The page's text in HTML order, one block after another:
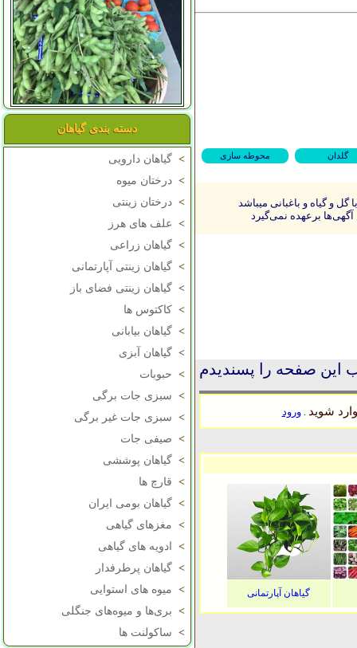
دسته بندی گیاهان
> گیاهان دارویی
> درختان میوه
> درختان زینتی
> علف های هرز
> گیاهان زراعی
> گیاهان زینتی آپارتمانی
> گیاهان زینتی فضای باز
> کاکتوس ها
> گیاهان بیابانی
> گیاهان آبزی
> حبوبات
> سبزی جات برگی
> سبزی جات غیر برگی
> صیفی جات
> گیاهان پوششی
> قارچ ها
> گیاهان بومی ایران
> مغزهای گیاهی
>
ادویه های گیاهی
> گیاهان پرطرفدار
> میوه های استوایی
> بری‌ها و میوه‌های جنگلی
> ساکولنت ها
گلدان محوطه سازی
و گیاه و باغبانی میباشد
آگهی‌ها برعهده نمی‌گیرد
این صفحه را پسندیدم
شوید .ورود
گیاهان آپارتمانی